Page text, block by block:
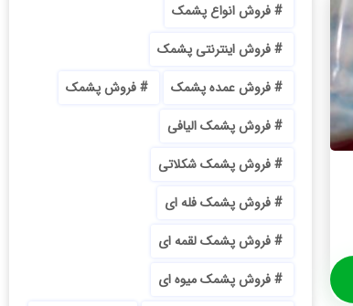
فروش انواع پشمک
فروش اینترنتی پشمک
فروش عمده پشمک
فروش پشمک
فروش پشمک الیافی
فروش پشمک شکلاتی
فروش پشمک فله ای
فروش پشمک لقمه ای
فروش پشمک میوه ای